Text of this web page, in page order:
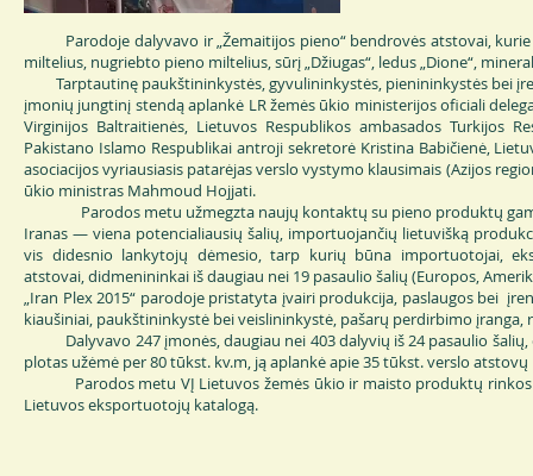
Parodoje dalyvavo ir „Žemaitijos pieno“ bendrovės atstovai, kurie
miltelius, nugriebto pieno miltelius, sūrį „Džiugas“, ledus „Dione“,
Tarptautinę paukštininkystės, gyvulininkystės, pienininkystės bei
įmonių jungtinį stendą aplankė LR žemės ūkio ministerijos oficiali
Virginijos Baltraitienės, Lietuvos Respublikos ambasados Turkijos
Pakistano Islamo Respublikai antroji sekretorė Kristina Babičienė,
asociacijos vyriausiasis patarėjas verslo vystymo klausimais (Azijos
ūkio ministras Mahmoud Hojjati.
Parodos metu užmegzta naujų kontaktų su pieno produktų
Iranas — viena potencialiausių šalių, importuojančių lietuvišką
vis didesnio lankytojų dėmesio, tarp kurių būna importuotojai,
atstovai, didmenininkai iš daugiau nei 19 pasaulio šalių (Europos,
„Iran Plex 2015“ parodoje pristatyta įvairi produkcija, paslaugos bei
kiaušiniai, paukštininkystė bei veislininkystė, pašarų perdirbimo įranga,
Dalyvavo 247 įmonės, daugiau nei 403 dalyvių iš 24 pasaulio šalių,
plotas užėmė per 80 tūkst. kv.m, ją aplankė apie 35 tūkst. verslo atstovų
Parodos metu VĮ Lietuvos žemės ūkio ir maisto produktų rinkos
Lietuvos eksportuotojų katalogą.